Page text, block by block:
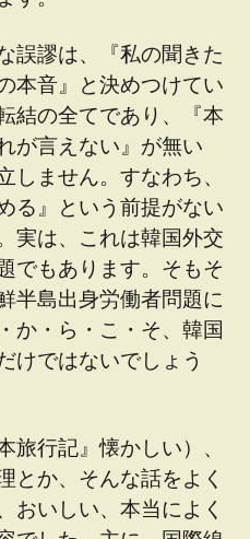
誤謬は、『私の聞きた
本音』と決めつけてい
結の全てであり、『本
が言えない』が無い
しません。すなわち、
る』
という前提がない
実は、これは韓国外交
でもあります。そもそ
半島出身労働者問題に
か・ら・こ・そ、韓国
けではないでしょう
旅行記』懐かしい）、
とか、そんな話をよく
おいしい、本当によく